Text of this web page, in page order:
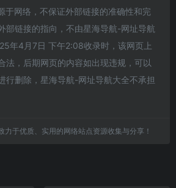
网络，不保证外部链接的准确性和完
部链接的指向，不由星海导航-网址导航
年4月7日 下午2:08收录时，该网页上
法，后期网页的内容如出现违规，可以
行删除，星海导航-网址导航大全不承担
于优质、实用的网络站点资源收集与分享！